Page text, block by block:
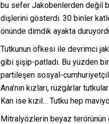
bu sefer Jakobenlerden değil
dişlerini gösterdi. 30 binler
önünde dimdik ayakta
Tutkunun öfkesi ile devrimci
gibi şişip-patladı. Bu yüzden bir
partileşen sosyal-
Ana’nın kızları, rüzgârlar
Kan ise kızıl… Tutku hep
Mitralyözlerin beyaz